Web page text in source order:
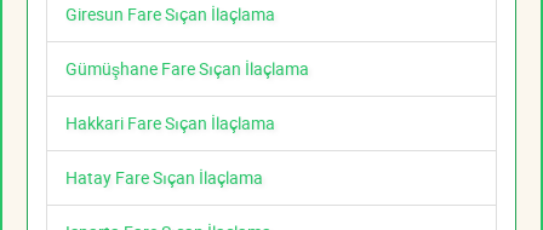
Giresun Fare Sıçan İlaçlama
Gümüşhane Fare Sıçan İlaçlama
Hakkari Fare Sıçan İlaçlama
Hatay Fare Sıçan İlaçlama